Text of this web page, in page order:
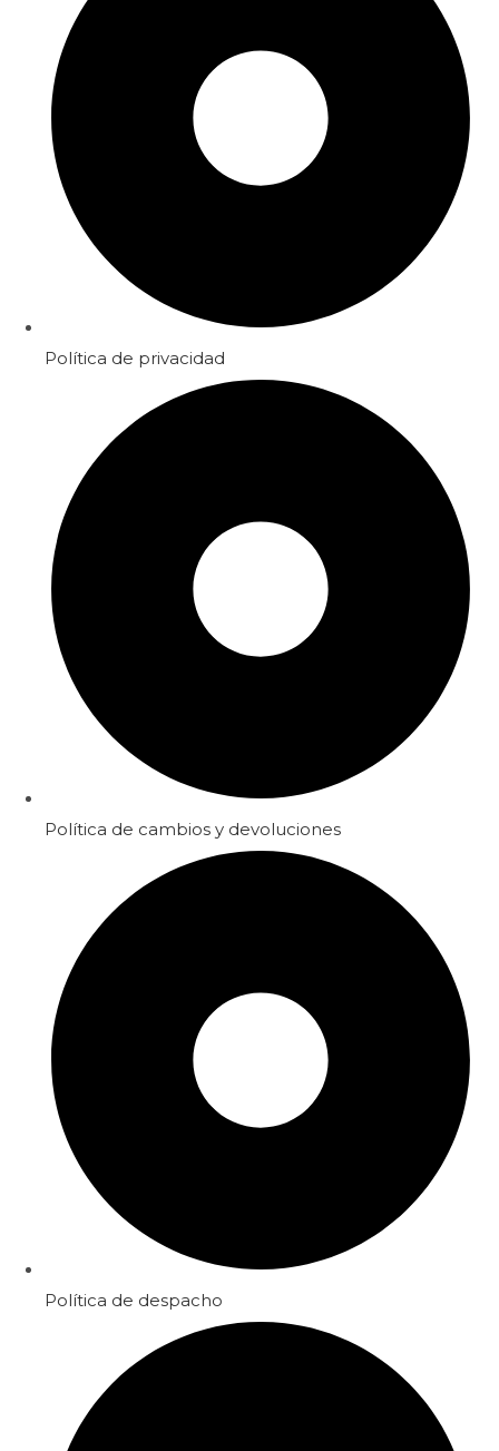
Política de privacidad
Política de cambios y devoluciones
Política de despacho